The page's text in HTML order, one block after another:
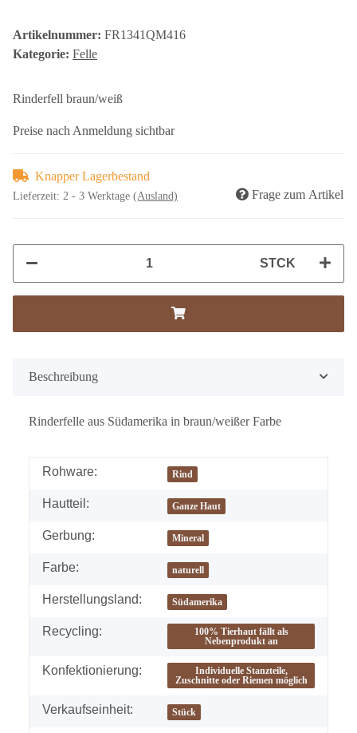
Artikelnummer: FR1341QM416
Kategorie: Felle
Rinderfell braun/weiß
Preise nach Anmeldung sichtbar
Knapper Lagerbestand
Lieferzeit: 2 - 3 Werktage (Ausland) Frage zum Artikel
STCK
Beschreibung
Rinderfelle aus Südamerika in braun/weißer Farbe
Rohware: Rind
Hautteil: Ganze Haut
Gerbung: Mineral
Farbe: naturell
Herstellungsland: Südamerika
Recycling:
100% Tierhaut fällt als
Nebenprodukt an
Konfektionierung:
Individuelle Stanzteile,
Zuschnitte oder Riemen möglich
Verkaufseinheit: Stück